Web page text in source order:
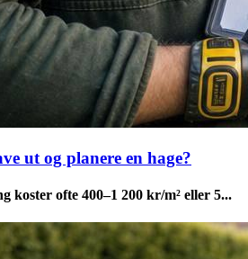
ut og planere en hage?
koster ofte 400–1 200 kr/m² eller 5...